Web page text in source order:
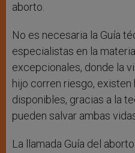
aborto.
No es necesaria la Guía
especialistas en la
excepcionales, donde la
hijo corren riesgo,
disponibles, gracias a la
pueden salvar ambas
La llamada Guía del